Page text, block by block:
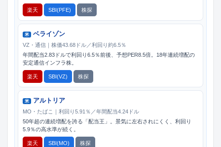
楽天 SBI(PFE) 株探
米 ベライゾン
VZ・通信｜株価43.68ドル／利回り約6.5％
年間配当2.83ドルで利回り6.5％前後、予想PER8.5倍。18年連続増配の
安定通信インフラ株。
楽天 SBI(VZ) 株探
米 アルトリア
MO・たばこ｜利回り5.91％／年間配当4.24ドル
50年超の連続増配を誇る「配当王」。景気に左右されにくく、利回り
5.9％の高水準が続く。
楽天 SBI(MO) 株探